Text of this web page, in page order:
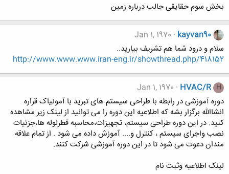
بخش سوم حقایقی جالب درباره زمین
kayvan90
Jan 1, 1970
سلام و درود شما هم تشريف بياريد..
http://www.www.www.iran-eng.ir/showthread.php/418152
H
HVAC/R
Jan 1, 1970
دوره آموزشی در رابطه با طراحی سیستم های تبرید با آمونیاک قراره
انشاالله برگزار بشه که اطلاعیه این دوره را می توانید از لینک زیر مشاهده
کنید. در این دوره طراحی سیستم، تجهیزات،محاسبه قطرلوله ها،جزئیات
نصب واجرای سیستم ، کنترل و.... آموزش داده می شود . از تمام علاقه
مندان دعوت می شود تا در این دوره آموزشی شرکت کنند.
لینک اطلاعیه وثبت نام